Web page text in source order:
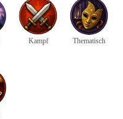
Kampf Thematisch